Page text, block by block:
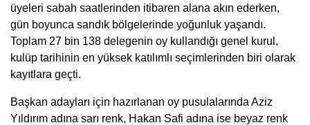
üyeleri sabah saatlerinden itibaren alana akın ederken,
gün boyunca sandık bölgelerinde yoğunluk yaşandı.
Toplam 27 bin 138 delegenin oy kullandığı genel kurul,
kulüp tarihinin en yüksek katılımlı seçimlerinden biri olarak
kayıtlara geçti.
Başkan adayları için hazırlanan oy pusulalarında Aziz
Yıldırım adına sarı renk, Hakan Safi adına ise beyaz renk